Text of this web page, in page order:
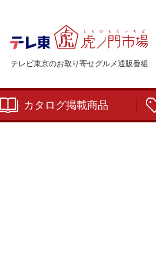
テレビ東京のお取り寄せグルメ通販番組
カタログ掲載商品